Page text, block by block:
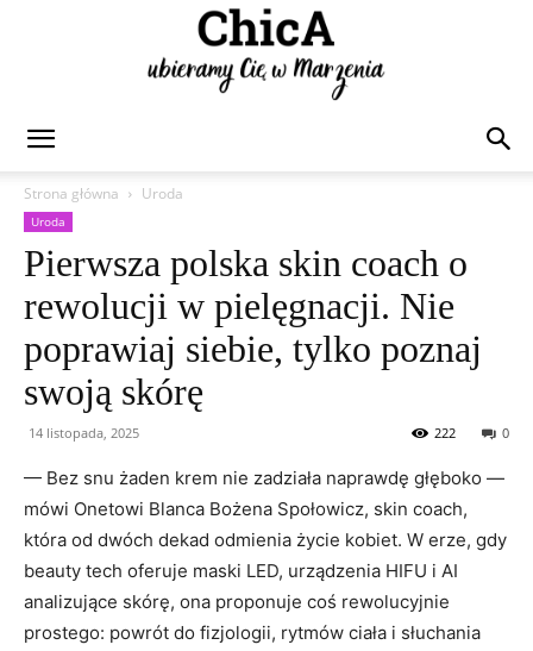
Strona główna
Uroda
Uroda
Pierwsza polska skin coach o
rewolucji w pielęgnacji. Nie
poprawiaj siebie, tylko poznaj
swoją skórę
14 listopada, 2025 0
222
— Bez snu żaden krem nie zadziała naprawdę głęboko —
mówi Onetowi Blanca Bożena Społowicz, skin coach,
która od dwóch dekad odmienia życie kobiet. W erze, gdy
beauty tech oferuje maski LED, urządzenia HIFU i AI
analizujące skórę, ona proponuje coś rewolucyjnie
prostego: powrót do fizjologii, rytmów ciała i słuchania